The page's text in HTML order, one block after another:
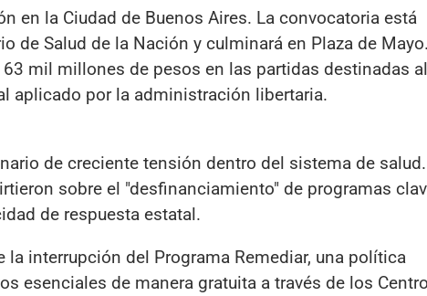
en la Ciudad de Buenos Aires. La convocatoria está
de Salud de la Nación y culminará en Plaza de
mil millones de pesos en las partidas destinadas al
aplicado por la administración libertaria.
de creciente tensión dentro del sistema de salud.
sobre el "desfinanciamiento" de programas
de respuesta estatal.
interrupción del Programa Remediar, una política
esenciales de manera gratuita a través de los